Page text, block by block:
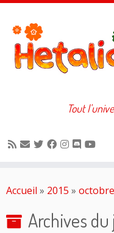
au
Tout
Accueil » 2015 » octobre
Archives du